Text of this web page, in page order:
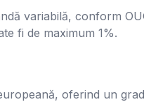
variabilă, conform
fi de maximum 1%.
oferind un